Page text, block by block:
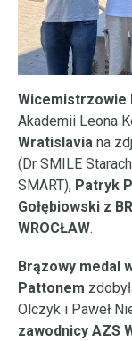
Wicemistrzowie
Akademii Leona
Wratislavia na
(Dr SMILE
SMART), Patryk
Gołębiowski z
WROCŁAW.
Brązowy medal
Pattonem
Olczyk i Paweł
zawodnicy AZS